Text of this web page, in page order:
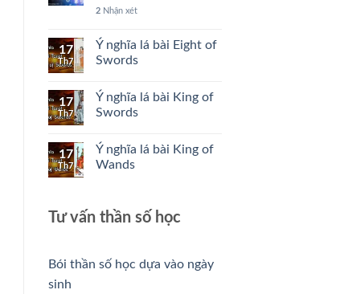
2Nhận xét
17
Th7
Ý nghĩa lá bài Eight of
Swords
17
Th7
Ý nghĩa lá bài King of
Swords
17
Th7
Ý nghĩa lá bài King of
Wands
Tư vấn thần số học
Bói thần số học dựa vào ngày
sinh